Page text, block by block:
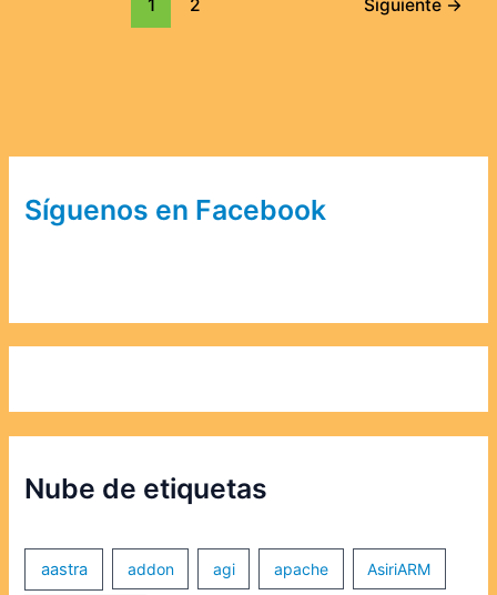
1 2 Siguiente →
Síguenos en Facebook
Nube de etiquetas
aastra addon agi apache AsiriARM